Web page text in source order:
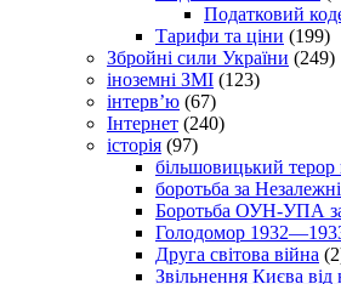
Податковий
Тарифи та ціни (199)
Збройні сили України (249)
іноземні ЗМІ (123)
інтерв’ю (67)
Інтернет (240)
історія (97)
більшовицький терор
боротьба за
Боротьба ОУН-УПА за
Голодомор
Друга світова війна
Звільнення Києва від